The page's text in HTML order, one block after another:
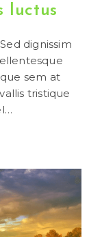
luctus
dignissim
sem at
tristique